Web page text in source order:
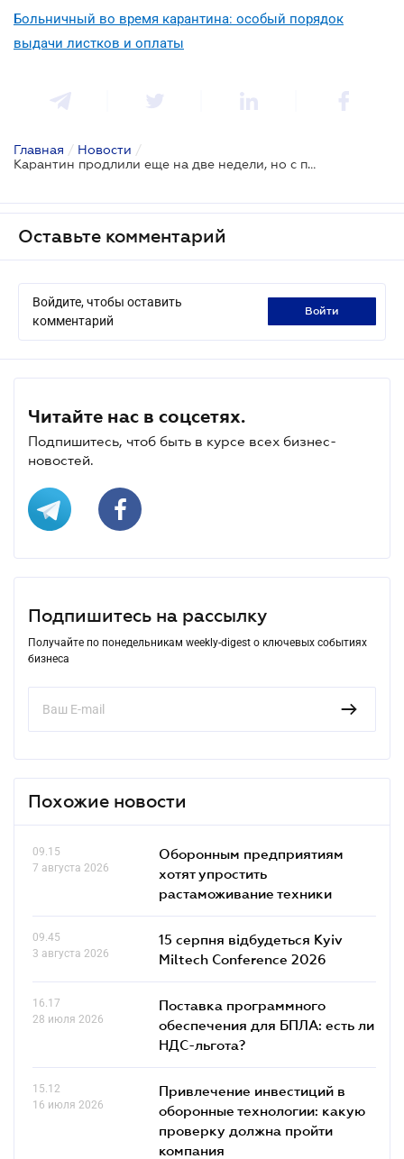
Больничный во время карантина: особый порядок
выдачи листков и оплаты
Главная / Новости /
Карантин продлили еще на две недели, но с послаблениями
Оставьте комментарий
Войдите, чтобы оставить
комментарий
войти
Читайте нас в соцсетях.
Подпишитесь, чтоб быть в курсе всех бизнес-
новостей.
Подпишитесь на рассылку
Получайте по понедельникам weekly-digest о ключевых событиях
бизнеса
Похожие новости
09.15
7 августа 2026
Оборонным предприятиям
хотят упростить
растаможивание техники
09.45
3 августа 2026
15 серпня відбудеться Kyiv
Miltech Conference 2026
16.17
28 июля 2026
Поставка программного
обеспечения для БПЛА: есть ли
НДС-льгота?
15.12
16 июля 2026
Привлечение инвестиций в
оборонные технологии: какую
проверку должна пройти
компания